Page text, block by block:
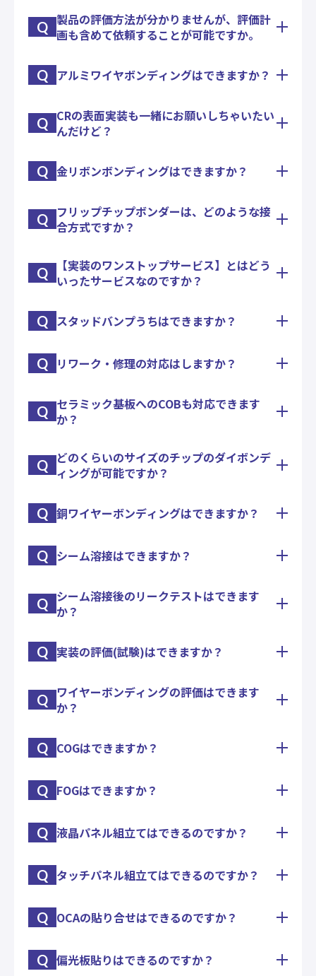
プル・シェア・ピールの強度試験機はもとより、冷
熱衝撃試験機・恒温恒湿槽・恒温恒湿室などを持っ
また、断面カットサンプルなども協力会社さんに委
託出来ますので、まずは必要評価項目についてご相
Q 製品の評価方法が分かりませんが、評価計
画も含めて依頼することが可能ですか。
お問合せ内容によっては、試験方法、計画書などの
Q アルミワイヤボンディングはできますか？
アルミボンディングは、太線・細線・リボンに対応
出来ます。
Q CRの表面実装も一緒にお願いしちゃいたい
んだけど？
少量でしたら、社内対応で。
ベアチップ実装含め我が社で一括して実装組立て
し、納品いたします。
Q 金リボンボンディングはできますか？
対応できるのですが、金リボンが非常に高価なこと
もあり、慎重にお打合せいただきながら進めさせて
金ウエッジボンディングも出来ます。
Q フリップチップボンダーは、どのような接
合方式ですか？
加圧加熱方式です。
ＡＣＦ等の樹脂接合系の実装を得意としておりま
Q
【実装のワンストップサービス】とはどう
いったサービスなのですか？
実装・試作～量産準備～量産までの開発ステップ
立までの全ての製造段階をカバーする一連のサービ
スを意味します。
Q スタッドバンプうちはできますか？
金スタッドバンプ打ちは出来ます。
します。
Q リワーク・修理の対応はしますか？
一般的なリワークもいたしますし、実験品のワイヤ
ー張りなおしや、チップの乗せ換え等、様々なニー
Q セラミック基板へのCOBも対応できます
か？
セラミック基板、アルミ基板、ガラス基板、シリコ
ン基板など、様々な基板への実装に対応しておりま
また、それらの基板の製作・手配も承ります。
Q どのくらいのサイズのチップのダイボンデ
ィングが可能ですか？
チップサイズ(0.1ｍｍ〜15ｍｍ)のダイボンディン
チップサイズによって使用する設備を選定させてい
ただきます。
Q 銅ワイヤーボンディングはできますか？
弊社では15μm~60μmのワイヤ径の銅線ボールボン
(38μm<要相談)のでお気軽にご相談ください
Q シーム溶接はできますか？
シーム溶接機を保有しておりますので、セラミック
パッケージやメタルパッケージの気密封止が必要な
Q シーム溶接後のリークテストはできます
か？
パッケージの大きな漏れが分かるエアリークテスト
テストを実施するする設備を保有しておりますの
で、お気軽にご相談ください
Q 実装の評価(試験)はできますか？
ダイシェア強度試験、ワイヤープル強度試験、ボー
ルシェア強度試験、ACF実装時のピール強度試験の
ます。
Q ワイヤーボンディングの評価はできます
か？
品質保証やメッキ評価の為に、ワイヤーボンディン
す。
金ワイヤーボンディング以外にも、銀ワイヤー・銅
※基板状態によりボンディングが出来ない場合がご
ざいますので、まずはご相談ください
Q COGはできますか？
多種多様なサンプル作成を通じ、弊社では高いCOG
基板中央部へICが配置されるガラス回路基板への
COGにも対応が可能です。
す。
実装にお困りの際は、是非ご相談下さい。
Q FOGはできますか？
多種多様なサンプル作成を通じ、弊社では高いFOG
2017年より、26μmピッチというファインピッチ対
応を開始致しました。
装等の取り組みを行っております。
FOGでお困りの際は、是非ご相談下さい。
Q 液晶パネル組立てはできるのですか？
弊社のLCDモジュール工程の量産経験をベースに、
ニット組立て・点灯検査まで対応が可能です。
1pcsから試作対応致しますので、お気軽に御相談
Q タッチパネル組立てはできるのですか？
弊社のLCDモジュール工程の量産経験をベースに、
能です。
現在需要が拡大しているタッチセンサーの組立は、
Q OCAの貼り合せはできるのですか？
10年以上の貼付実績がある偏光板貼付技術を用い
Q 偏光板貼りはできるのですか？